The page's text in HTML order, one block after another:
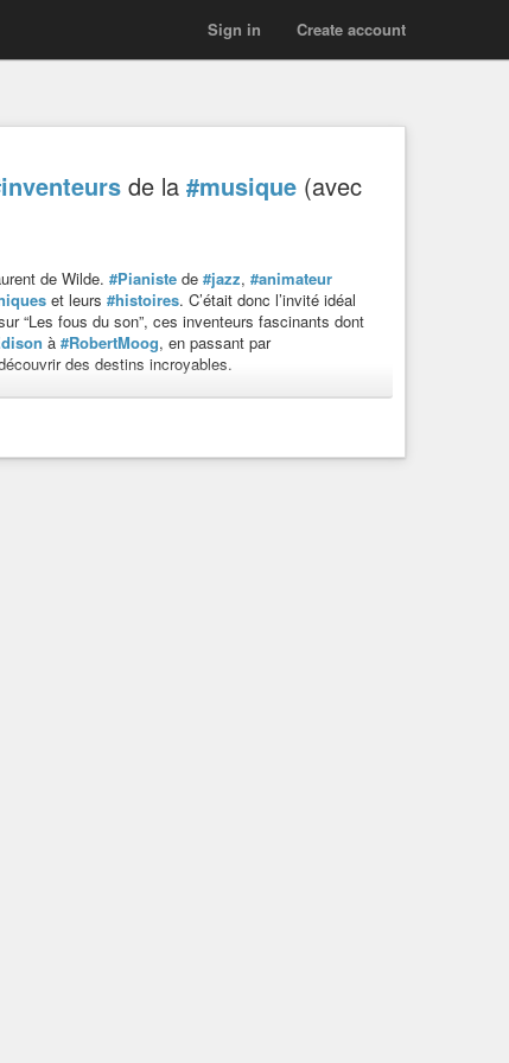
Create account
Sign in
de la #musique (avec
de Wilde. #Pianiste de #jazz, #animateur
et leurs #histoires. C’était donc l’invité idéal
“Les fous du son”, ces inventeurs fascinants dont
à #RobertMoog, en passant par
des destins incroyables.